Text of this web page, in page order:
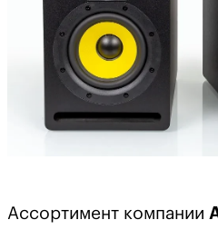
Ассортимент компании